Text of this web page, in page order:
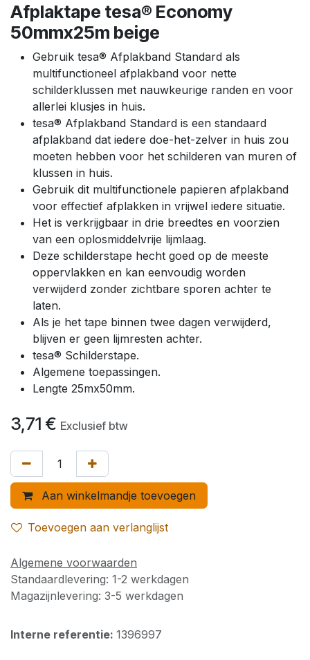
Afplaktape tesa® Economy
50mmx25m beige
Gebruik tesa® Afplakband Standard als
multifunctioneel afplakband voor nette
schilderklussen met nauwkeurige randen en voor
allerlei klusjes in huis.
tesa® Afplakband Standard is een standaard
afplakband dat iedere doe-het-zelver in huis zou
moeten hebben voor het schilderen van muren of
klussen in huis.
Gebruik dit multifunctionele papieren afplakband
voor effectief afplakken in vrijwel iedere situatie.
Het is verkrijgbaar in drie breedtes en voorzien
van een oplosmiddelvrije lijmlaag.
Deze schilderstape hecht goed op de meeste
oppervlakken en kan eenvoudig worden
verwijderd zonder zichtbare sporen achter te
laten.
Als je het tape binnen twee dagen verwijderd,
blijven er geen lijmresten achter.
tesa® Schilderstape.
Algemene toepassingen.
Lengte 25mx50mm.
3,71 € Exclusief btw
Aan winkelmandje toevoegen
Toevoegen aan verlanglijst
Algemene voorwaarden
Standaardlevering: 1-2 werkdagen
Magazijnlevering: 3-5 werkdagen
Interne referentie: 1396997